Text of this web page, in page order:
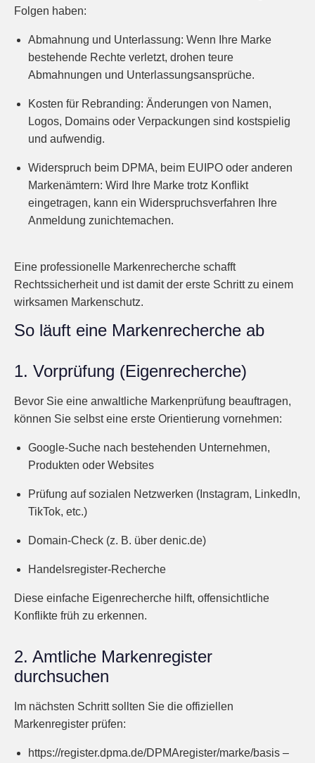
Folgen haben:
Abmahnung und Unterlassung: Wenn Ihre Marke
bestehende Rechte verletzt, drohen teure
Abmahnungen und Unterlassungsansprüche.
Kosten für Rebranding: Änderungen von Namen,
Logos, Domains oder Verpackungen sind kostspielig
und aufwendig.
Widerspruch beim DPMA, beim EUIPO oder anderen
Markenämtern: Wird Ihre Marke trotz Konflikt
eingetragen, kann ein Widerspruchsverfahren Ihre
Anmeldung zunichtemachen.
Eine professionelle Markenrecherche schafft
Rechtssicherheit und ist damit der erste Schritt zu einem
wirksamen Markenschutz.
So läuft eine Markenrecherche ab
1. Vorprüfung (Eigenrecherche)
Bevor Sie eine anwaltliche Markenprüfung beauftragen,
können Sie selbst eine erste Orientierung vornehmen:
Google-Suche nach bestehenden Unternehmen,
Produkten oder Websites
Prüfung auf sozialen Netzwerken (Instagram, LinkedIn,
TikTok, etc.)
Domain-Check (z. B. über denic.de)
Handelsregister-Recherche
Diese einfache Eigenrecherche hilft, offensichtliche
Konflikte früh zu erkennen.
2. Amtliche Markenregister
durchsuchen
Im nächsten Schritt sollten Sie die offiziellen
Markenregister prüfen:
https://register.dpma.de/DPMAregister/marke/basis –